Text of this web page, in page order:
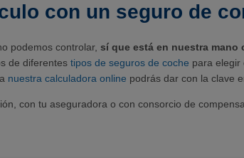
con un seguro de
podemos controlar, sí que está en nuestra
de diferentes tipos de seguros de coche para elegir
nuestra calculadora online podrás dar con la clave
con tu aseguradora o con consorcio de